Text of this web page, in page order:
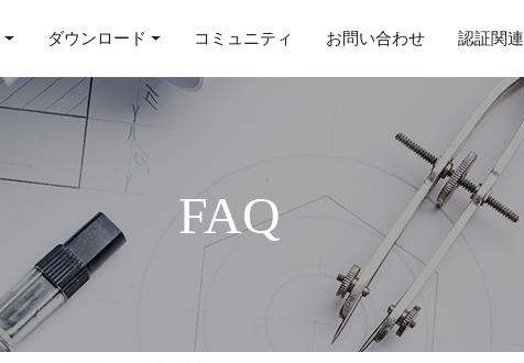
ダウンロード コミュニティ お問い合わせ 認証関連
FAQ